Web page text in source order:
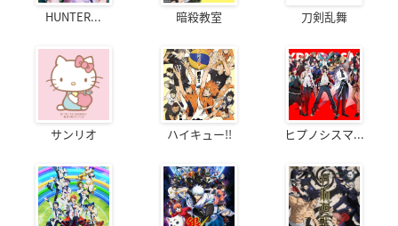
HUNTER... 暗殺教室 刀剣乱舞
サンリオ ハイキュー!! ヒプノシスマ...